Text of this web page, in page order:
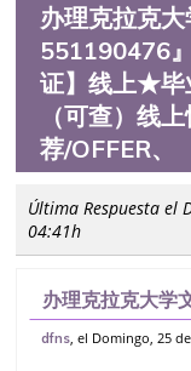
办理克拉克
551190476
证】线上★毕
（可查）线
荐/OFFER、
Última Respuesta el
04:41h
办理克拉克大学
551190476』办
dfns , el Domingo, 25